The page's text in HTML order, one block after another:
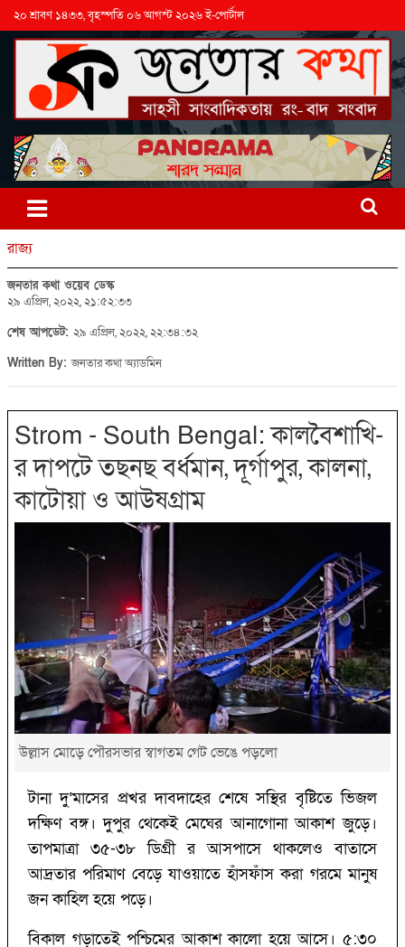
২০ শ্রাবণ ১৪৩৩, বৃহস্পতি ০৬ আগস্ট ২০২৬ ই-পোর্টাল
রাজ্য
জনতার কথা ওয়েব ডেস্ক
২৯ এপ্রিল, ২০২২, ২১:৫২:৩৩
শেষ আপডেট: ২৯ এপ্রিল, ২০২২, ২২:৩৪:৩২
Written By:জনতার কথা অ্যাডমিন
Strom - South Bengal: কালবৈশাখি-
র দাপটে তছনছ বর্ধমান, দূর্গাপুর, কালনা,
কাটোয়া ও আউষগ্রাম
উল্লাস মোড়ে পৌরসভার স্বাগতম গেট ভেঙে পড়লো
টানা দু’মাসের প্রখর দাবদাহের শেষে সস্থির বৃষ্টিতে ভিজল
দক্ষিণ বঙ্গ। দুপুর থেকেই মেঘের আনাগোনা আকাশ জুড়ে।
তাপমাত্রা ৩৫-৩৮ ডিগ্রী র আসপাসে থাকলেও বাতাসে
আদ্রতার পরিমাণ বেড়ে যাওয়াতে হাঁসফাঁস করা গরমে মানুষ
জন কাহিল হয়ে পড়ে।
বিকাল গড়াতেই পশ্চিমের আকাশ কালো হয়ে আসে। ৫:৩০